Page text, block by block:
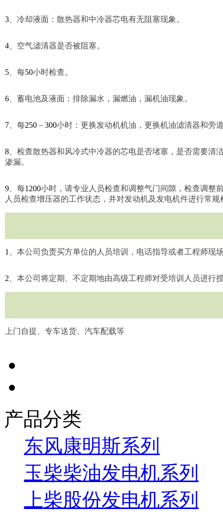
3 、冷却液面：散热器和中冷器芯电有无阻塞现象。
4 、空气滤清器是否被阻塞。
5 、每50小时检查。
6 、蓄电池及液面：排除漏水，漏燃油，漏机油现象。
7 、每250 － 300小时：更换发动机机油，更换机油滤清器和旁
8 、检查散热器和风冷式中冷器的芯电是否堵塞，是否需要
渗漏。
9 、每1200小时，请专业人员检查和调整气门间隙，检查调整
人员检查增压器的工作状态，并对发动机及发电机件进行常规
1 、本公司负责买方单位的人员培训，电话指导或者工程师现
2 、本公司将定期、不定期地由高级工程师对受培训人员进
上门自提、专车送货、汽车配载等
产品分类
东风康明斯系列
玉柴柴油发电机系列
上柴股份发电机系列